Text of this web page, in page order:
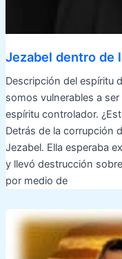
Jezabel dentro de
Descripción del espíritu
somos vulnerables a
espíritu controlador.
Detrás de la corrupción
Jezabel. Ella esperaba
y llevó destrucción
por medio de